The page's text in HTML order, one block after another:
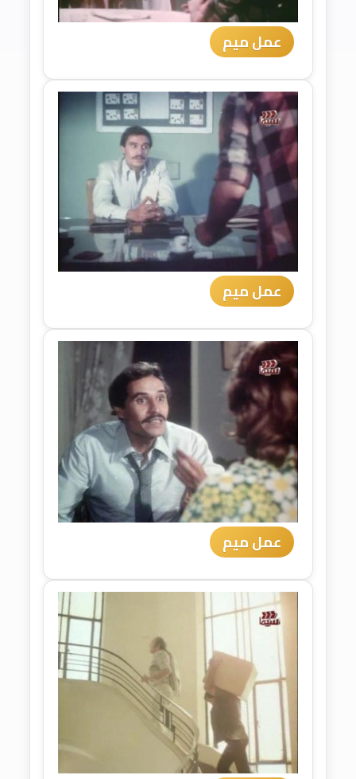
عمل ميم
عمل ميم
عمل ميم